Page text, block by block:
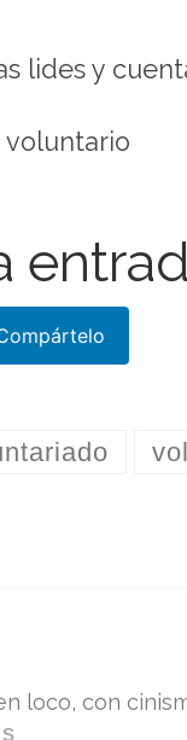
lides y
voluntario
loco, con